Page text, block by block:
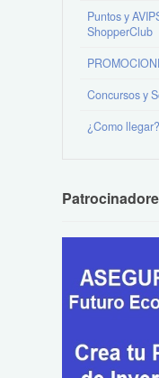
Puntos y
ShopperClub
Concursos y
¿Como llegar?